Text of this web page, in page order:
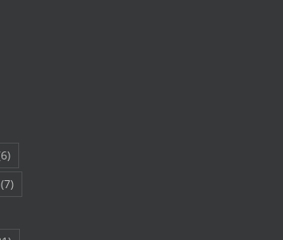
(7)